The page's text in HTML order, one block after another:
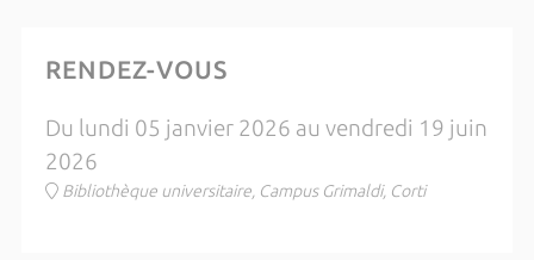
RENDEZ-VOUS
Du lundi 05 janvier 2026 au vendredi 19 juin
2026
Bibliothèque universitaire, Campus Grimaldi, Corti